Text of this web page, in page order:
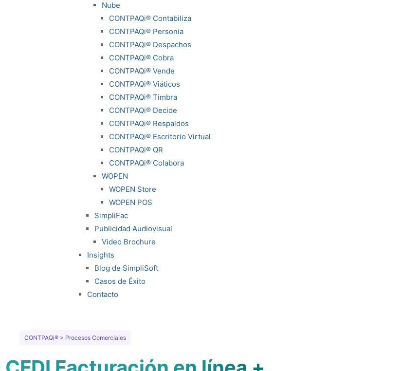
Nube
CONTPAQi® Contabiliza
CONTPAQi® Personia
CONTPAQi® Despachos
CONTPAQi® Cobra
CONTPAQi® Vende
CONTPAQi® Viáticos
CONTPAQi® Timbra
CONTPAQi® Decide
CONTPAQi® Respaldos
CONTPAQi® Escritorio Virtual
CONTPAQi® QR
CONTPAQi® Colabora
WOPEN
WOPEN Store
WOPEN POS
SimpliFac
Publicidad Audiovisual
Video Brochure
Insights
Blog de SimpliSoft
Casos de Éxito
Contacto
CONTPAQi® > Procesos Comerciales